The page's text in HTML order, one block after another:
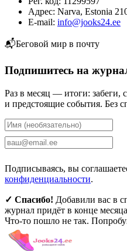
Адрес: Narva, Estonia
E-mail: info@jooks24.ee
📬Беговой мир в почту
Подпишитесь на
Раз в месяц — итоги: забеги,
и предстоящие события. Без
Подписываясь, вы
конфиденциальности.
✓ Спасибо! Добавили вас в
журнал придёт в конце
Что-то пошло не так.